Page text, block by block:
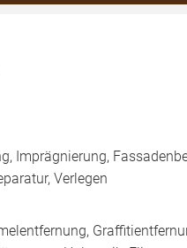
Imprägnierung,
Verlegen